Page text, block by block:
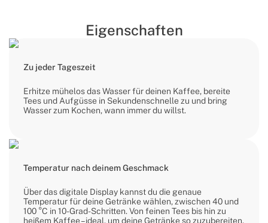
Eigenschaften
Zu jeder Tageszeit
Erhitze mühelos das Wasser für deinen Kaffee, bereite
Tees und Aufgüsse in Sekundenschnelle zu und bring
Wasser zum Kochen, wann immer du willst.
Temperatur nach deinem Geschmack
Über das digitale Display kannst du die genaue
Temperatur für deine Getränke wählen, zwischen 40 und
100 °C in 10-Grad-Schritten. Von feinen Tees bis hin zu
heißem Kaffee – ideal, um deine Getränke so zuzubereiten,